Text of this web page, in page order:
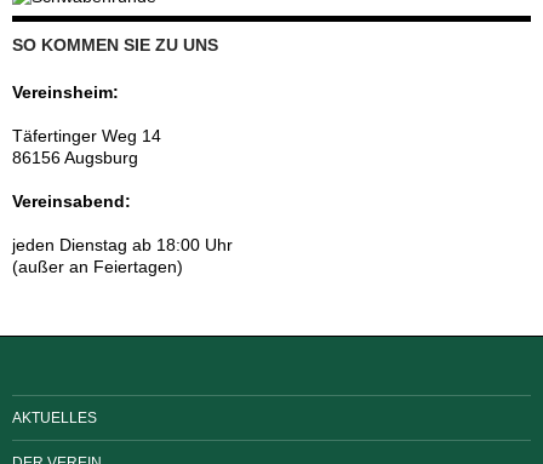
SO KOMMEN SIE ZU UNS
Vereinsheim:
Täfertinger Weg 14
86156 Augsburg
Vereinsabend:
jeden Dienstag ab 18:00 Uhr
(außer an Feiertagen)
AKTUELLES